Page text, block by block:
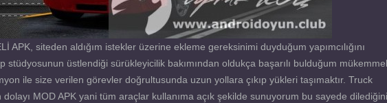
APK, siteden aldığım istekler üzerine ekleme gereksinimi duyduğum yapımcılığını
stüdyosunun üstlendiği sürükleyicilik bakımından oldukça başarılı bulduğum mükemmel
ile size verilen görevler doğrultusunda uzun yollara çıkıp yükleri taşımaktır. Truck
MOD APK yani tüm araçlar kullanıma açık şekilde sunuyorum bu sayede